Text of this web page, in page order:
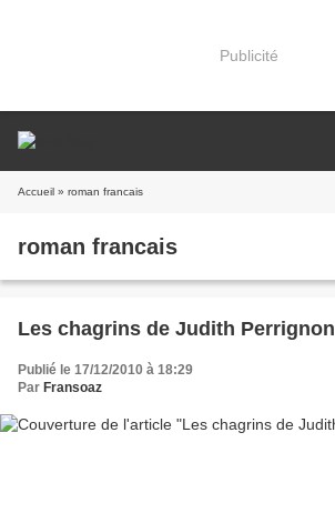
Publicité
Accueil » roman francais
roman francais
Les chagrins de Judith Perrignon
Publié le 17/12/2010 à 18:29
Par Fransoaz